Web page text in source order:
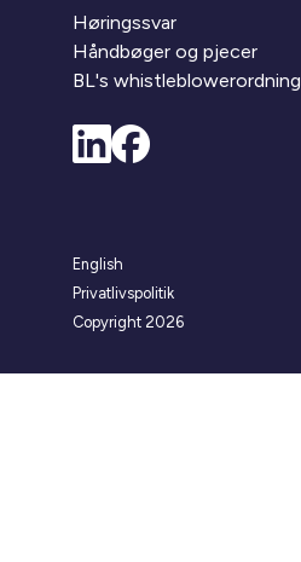
Høringssvar
Håndbøger og pjecer
BL's whistleblowerordning
English
Privatlivspolitik
Copyright 2026